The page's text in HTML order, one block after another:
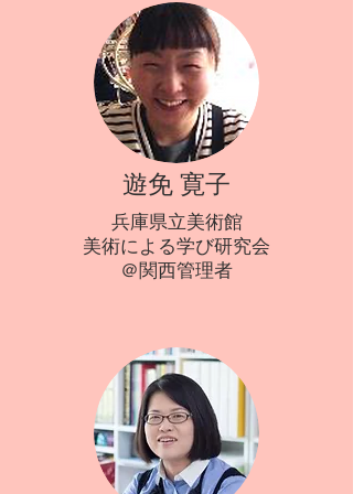
遊免 寛子
兵庫県立美術館
美術による学び研究会
＠関西管理者